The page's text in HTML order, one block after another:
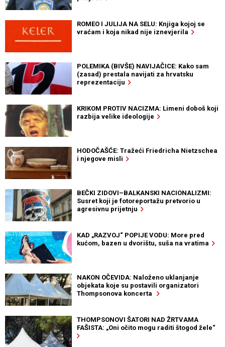
ROMEO I JULIJA NA SELU: Knjiga kojoj se
vraćam i koja nikad nije iznevjerila
POLEMIKA (BIVŠE) NAVIJAČICE: Kako sam
(zasad) prestala navijati za hrvatsku
reprezentaciju
KRIKOM PROTIV NACIZMA: Limeni doboš koji
razbija velike ideologije
HODOČAŠĆE: Tražeći Friedricha Nietzschea
i njegove misli
BEČKI ZIDOVI–BALKANSKI NACIONALIZMI:
Susret koji je fotoreportažu pretvorio u
agresivnu prijetnju
KAD „RAZVOJ“ POPIJE VODU: More pred
kućom, bazen u dvorištu, suša na vratima
NAKON OČEVIDA: Naloženo uklanjanje
objekata koje su postavili organizatori
Thompsonova koncerta
THOMPSONOVI ŠATORI NAD ŽRTVAMA
FAŠISTA: „Oni očito mogu raditi štogod žele“